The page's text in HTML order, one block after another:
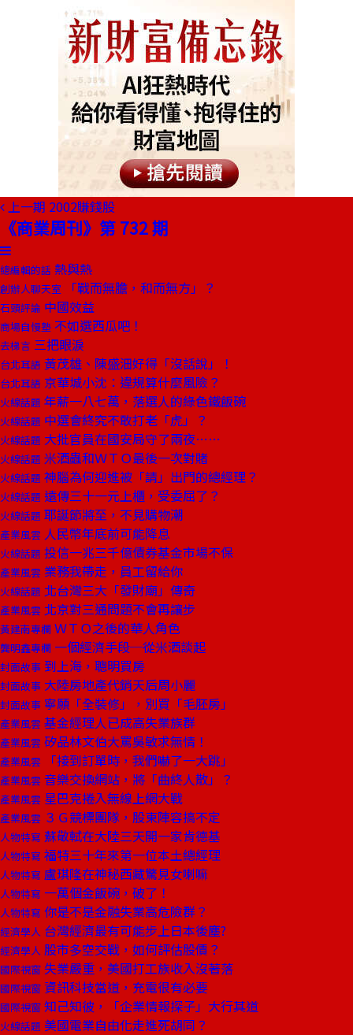
上一期 2002賺錢股
《商業周刊》第 732 期
總編輯的話 熱與熱
創辦人聊天室 「戰而無膽，和而無方」？
石頭評論 中國效益
商場自慢塾 不如選西瓜吧！
去梯言 三把眼淚
台北耳語 黃茂雄、陳盛沺好得「沒話說」！
台北耳語 京華城小沈：違規算什麼風險？
火線話題 年薪一八七萬，落選人的綠色鐵飯碗
火線話題 中選會終究不敢打老「虎」？
火線話題 大批官員在國安局守了兩夜……
火線話題 米酒蟲和ＷＴＯ最後一次對賭
火線話題 神腦為何迎進被「請」出門的總經理？
火線話題 遠傳三十一元上櫃，受委屈了？
火線話題 耶誕節將至，不見購物潮
產業風雲 人民幣年底前可能降息
火線話題 投信一兆三千億債券基金市場不保
產業風雲 業務我帶走，員工留給你
火線話題 北台灣三大「發財廟」傳奇
產業風雲 北京對三通問題不會再讓步
黃建南專欄 ＷＴＯ之後的華人角色
龔明鑫專欄 一個經濟手段─從米酒談起
封面故事 到上海，聰明買房
封面故事 大陸房地產代銷天后周小麗
封面故事 寧願「全裝修」，別買「毛胚房」
產業風雲 基金經理人已成高失業族群
產業風雲 矽品林文伯大罵吳敏求無情！
產業風雲 「接到訂單時，我們嚇了一大跳」
產業風雲 音樂交換網站，將「曲終人散」？
產業風雲 星巴克捲入無線上網大戰
產業風雲 ３Ｇ競標團隊，股東陣容搞不定
人物特寫 蘇敬軾在大陸三天開一家肯德基
人物特寫 福特三十年來第一位本土總經理
人物特寫 盧琪隆在神秘西藏驚見女喇嘛
人物特寫 一萬個金飯碗，破了！
人物特寫 你是不是金融失業高危險群？
經濟學人 台灣經濟最有可能步上日本後塵?
經濟學人 股市多空交戰，如何評估股價？
國際視窗 失業嚴重，美國打工族收入沒著落
國際視窗 資訊科技當道，充電很有必要
國際視窗 知己知彼，「企業情報探子」大行其道
火線話題 美國電業自由化走進死胡同？